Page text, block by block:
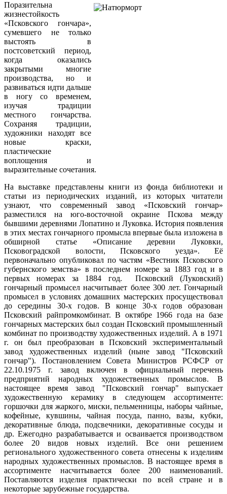
Поразительна
жизнестойкость
«Псковского гончара»,
сумевшего не только
выстоять в
постсоветский период,
когда оказались
закрытыми многие
производства, но и
развиваться идти дальше
в ногу со временем,
изучая традиции
местного гончарства.
Сохраняя традиции,
художники находят все
новые краски,
пластические
воплощения и
выразительные сочетания.
На выставке представлены книги из фонда библиотеки и
статьи из периодических изданий, из которых читатели
узнают, что современный завод «Псковский гончар»
разместился на юго-восточной окраине Пскова между
бывшими деревнями Лопатино и Луковка. История появления
в этих местах гончарного промысла впервые была изложена в
обширной статье «Описание деревни Луковки,
Псковоградской волости, Псковского уезда». Её
первоначально опубликовал по частям «Вестник Псковского
губернского земства» в последнем номере за 1883 год и в
первых номерах за 1884 год. Псковский (Луковский)
гончарный промысел насчитывает более 300 лет. Гончарный
промысел в условиях домашних мастерских просуществовал
до середины 30-х годов. В конце 30-х годов образован
Псковский райпромкомбинат. В октябре 1966 года на базе
гончарных мастерских был создан Псковский промышленный
комбинат по производству художественных изделий. А в 1971
г. он был преобразован в Псковский экспериментальный
завод художественных изделий (ныне завод "Псковский
гончар"). Постановлением Совета Министров РСФСР от
22.10.1975 г. завод включен в официальный перечень
предприятий народных художественных промыслов. В
настоящее время завод "Псковский гончар" выпускает
художественную керамику в следующем ассортименте:
горшочки для жаркого, миски, пельменницы, наборы чайные,
кофейные, кувшины, чайная посуда, панно, вазы, кубки,
декоративные блюда, подсвечники, декоративные сосуды и
др. Ежегодно разрабатывается и осваивается производством
более 20 видов новых изделий. Все они решением
регионального художественного совета отнесены к изделиям
народных художественных промыслов. В настоящее время в
ассортименте насчитывается более 200 наименований.
Поставляются изделия практически по всей стране и в
некоторые зарубежные государства.